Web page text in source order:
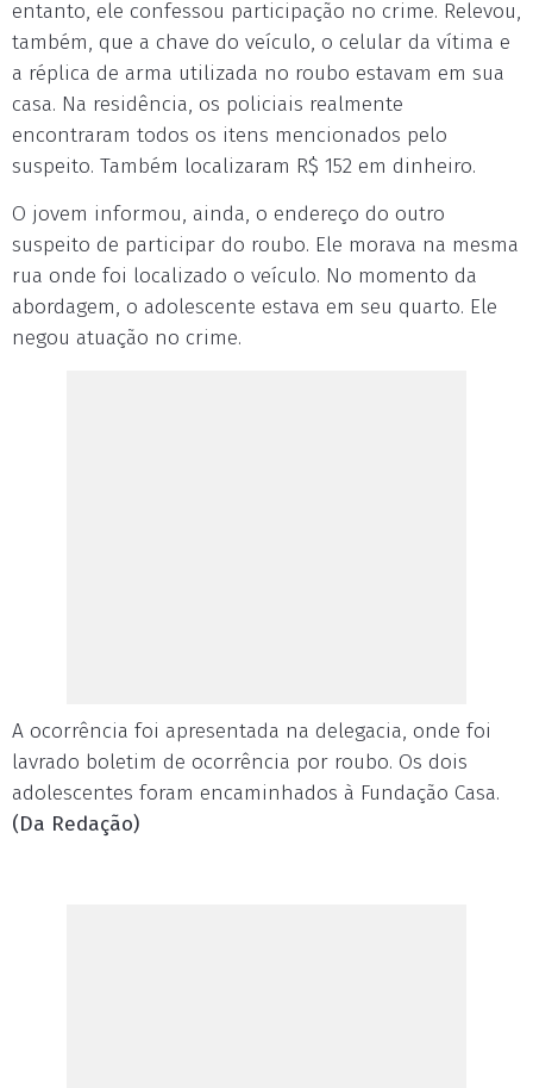
entanto, ele confessou participação no crime. Relevou,
também, que a chave do veículo, o celular da vítima e
a réplica de arma utilizada no roubo estavam em sua
casa. Na residência, os policiais realmente
encontraram todos os itens mencionados pelo
suspeito. Também localizaram R$ 152 em dinheiro.
O jovem informou, ainda, o endereço do outro
suspeito de participar do roubo. Ele morava na mesma
rua onde foi localizado o veículo. No momento da
abordagem, o adolescente estava em seu quarto. Ele
negou atuação no crime.
A ocorrência foi apresentada na delegacia, onde foi
lavrado boletim de ocorrência por roubo. Os dois
adolescentes foram encaminhados à Fundação Casa.
(Da Redação)